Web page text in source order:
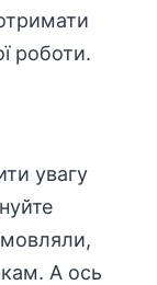
роботи.
увагу
А ось